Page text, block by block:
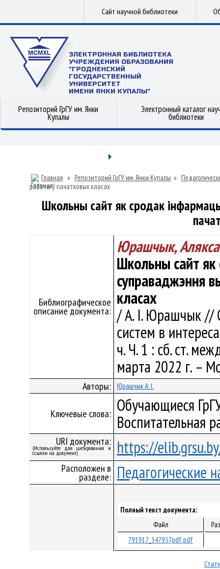
Сайт научной библиотеки
ЭЛЕКТРОННАЯ БИБЛИОТЕКА
УЧРЕЖДЕНИЯ ОБРАЗОВАНИЯ
"ГРОДНЕНСКИЙ
ГОСУДАРСТВЕННЫЙ
УНИВЕРСИТЕТ
ИМЕНИ ЯНКИ КУПАЛЫ"
Репозиторий ГрГУ им. Янки
Купалы
Электронный каталог
библиотеки
Главная » Репозиторий ГрГУ им. Янки Купалы »
работы ў пачатковых класах
Школьны сайт як сродак
Библиографическое
описание документа:
Юрашчык,
Школьны сайт
суправаджэння
класах
/ А. І. Юрашчык //
систем в
ч. Ч. 1 : сб. ст.
марта 2022 г. –
Авторы: Юрашчык А. І.
Ключевые слова: Обучающиеся
Воспитательная
URI документа:
(Используйте для цитирования и
ссылки на документ) https://
Расположен в
разделе: Педагогические
Полный текст документа:
Файл
791917_347937pdf.pdf